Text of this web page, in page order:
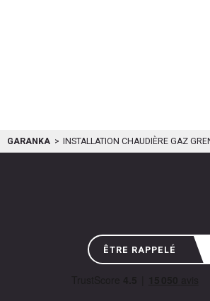
GARANKA INSTALLATION CHAUDIÈRE GAZ
ÊTRE RAPPELÉ